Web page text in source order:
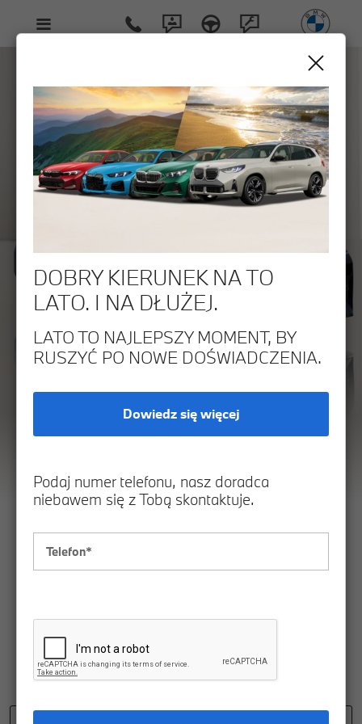
DOBRY KIERUNEK NA TO
LATO. I NA DŁUŻEJ.
LATO TO NAJLEPSZY MOMENT, BY
RUSZYĆ PO NOWE DOŚWIADCZENIA.
Dowiedz się więcej
Podaj numer telefonu, nasz doradca
niebawem się z Tobą skontaktuje.
MODELE M BMW
SERII 7.
ELEGANCJA I SPORTOWY CHARAKTER W
JEDNYM.
Poznaj BMW 7 M
0
1